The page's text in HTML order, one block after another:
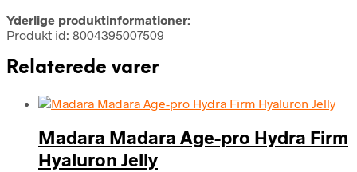
Yderlige produktinformationer:
Produkt id: 8004395007509
Relaterede varer
Madara Madara Age-pro Hydra Firm
Hyaluron Jelly